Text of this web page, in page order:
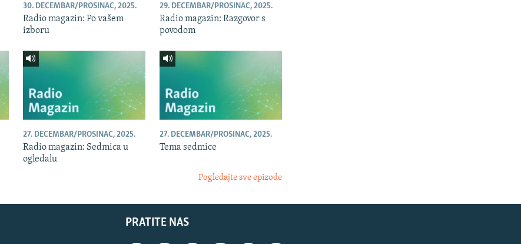
30. DECEMBAR/PROSINAC, 2025.
Radio magazin: Po vašem
izboru
29. DECEMBAR/PROSINAC, 2025.
Radio magazin: Razgovor s
povodom
27. DECEMBAR/PROSINAC, 2025.
Radio magazin: Sedmica u
ogledalu
27. DECEMBAR/PROSINAC, 2025.
Tema sedmice
Pogledajte sve epizode
PRATITE NAS